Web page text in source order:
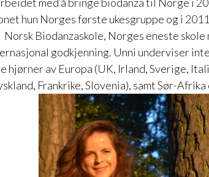
hun Norges første ukesgruppe og i
Norsk Biodanzaskole, Norges eneste skole
godkjenning. Unni underviser
hjørner av Europa (UK, Irland, Sverige,
Frankrike, Slovenia), samt Sør-Afrika